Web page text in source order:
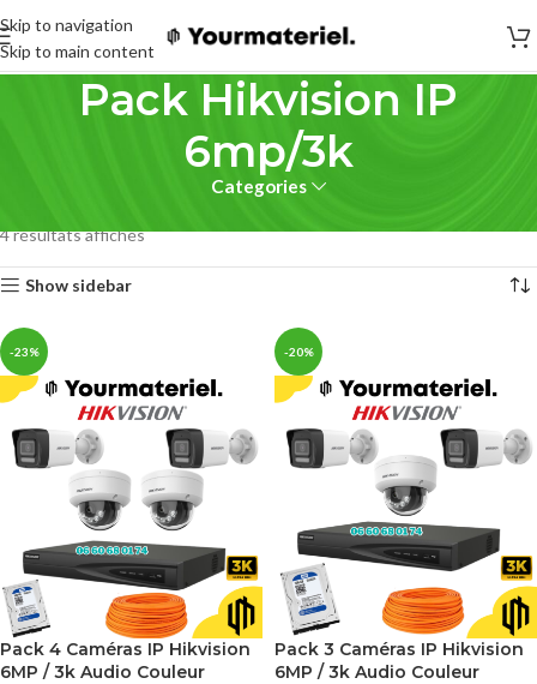
Skip to navigation
Skip to main content
Pack Hikvision IP
6mp/3k
Categories
4 résultats affichés
Show sidebar
-23%
Pack 4 Caméras IP Hikvision
6MP / 3k Audio Couleur
-20%
Pack 3 Caméras IP Hikvision
6MP / 3k Audio Couleur